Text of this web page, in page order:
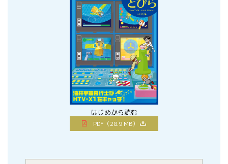
はじめから読む
PDF（28.9 MB）